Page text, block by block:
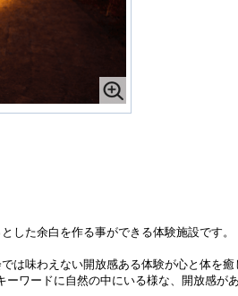
した余白を作る事ができる体験施設です。
は味わえない開放感ある体験が心と体を癒
ワードに自然の中にいる様な、開放感が